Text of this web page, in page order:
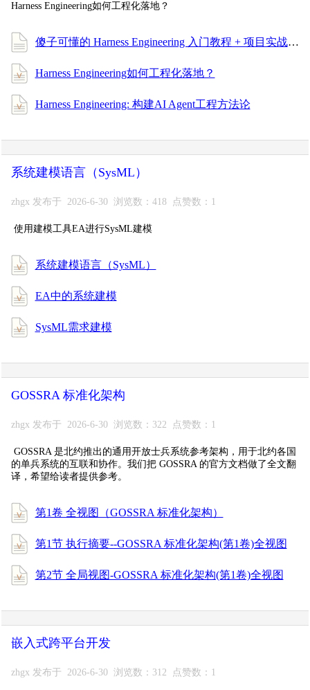
Harness Engineering如何工程化落地？
傻子可懂的 Harness Engineering 入门教程 + 项目实战，一次搞懂 AI 编程工程化！
Harness Engineering如何工程化落地？
Harness Engineering: 构建AI Agent工程方法论
系统建模语言（SysML）
zhgx 发布于 2026-6-30 浏览数：418 点赞数：1
使用建模工具EA进行SysML建模
系统建模语言（SysML）
EA中的系统建模
SysML需求建模
GOSSRA 标准化架构
zhgx 发布于 2026-6-30 浏览数：322 点赞数：1
GOSSRA 是北约推出的通用开放士兵系统参考架构，用于北约各国
的单兵系统的互联和协作。我们把 GOSSRA 的官方文档做了全文翻
译，希望给读者提供参考。
第1卷 全视图（GOSSRA 标准化架构）
第1节 执行摘要--GOSSRA 标准化架构(第1卷)全视图
第2节 全局视图-GOSSRA 标准化架构(第1卷)全视图
嵌入式跨平台开发
zhgx 发布于 2026-6-30 浏览数：312 点赞数：1